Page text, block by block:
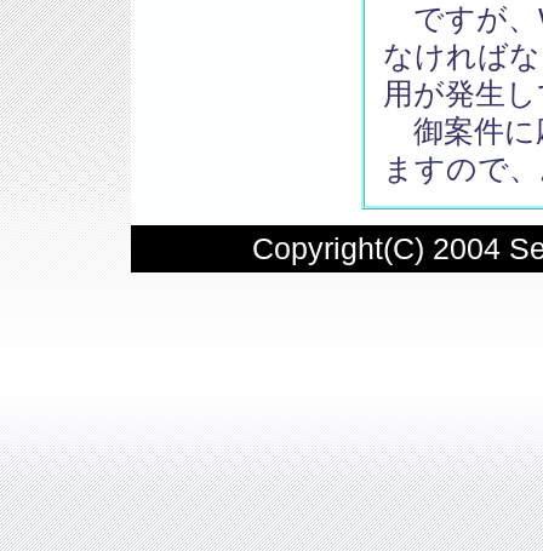
ですが、
なければ
用が発生
御案件に
ますので
Copyright(C) 2004